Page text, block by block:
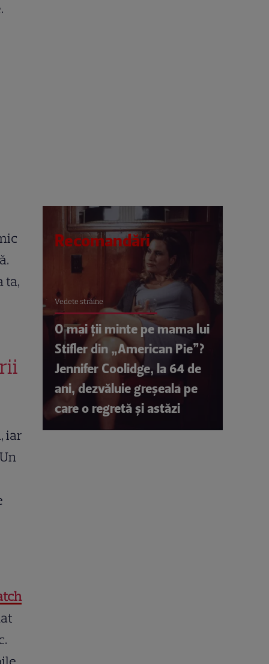
ta,
iar
Recomandări
Vedete străine
O mai ții minte pe mama lui
Stifler din „American Pie”?
Jennifer Coolidge, la 64 de
ani, dezvăluie greșeala pe
care o regretă și astăzi